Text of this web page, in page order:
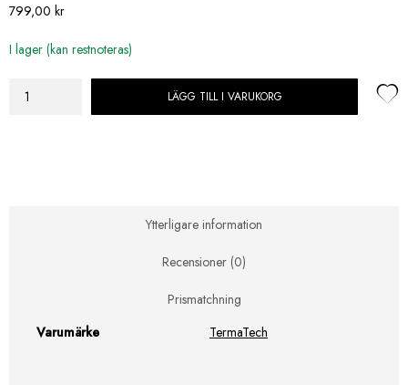
799,00 kr
I lager (kan restnoteras)
TermaTech
LÄGG TILL I VARUKORG
Ytterligare information
Recensioner (0)
Prismatchning
Varumärke
TermaTech